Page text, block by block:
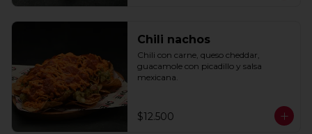
Chili nachos
Chili con carne, queso cheddar,
guacamole con picadillo y salsa
mexicana.
$12.500